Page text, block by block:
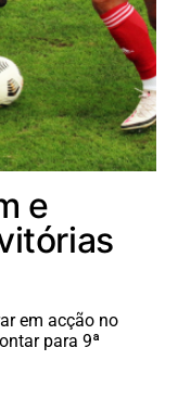
e
em acção no
para 9ª